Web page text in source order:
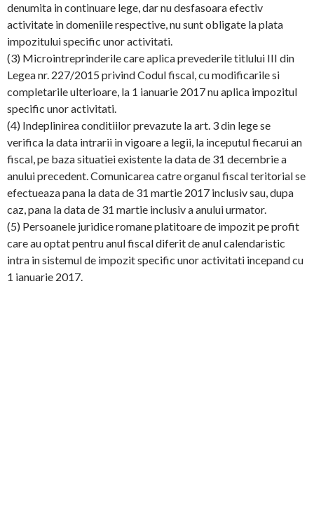
denumita in continuare lege, dar nu desfasoara efectiv
activitate in domeniile respective, nu sunt obligate la plata
impozitului specific unor activitati.
(3) Microintreprinderile care aplica prevederile titlului III din
Legea nr. 227/2015 privind Codul fiscal, cu modificarile si
completarile ulterioare, la 1 ianuarie 2017 nu aplica impozitul
specific unor activitati.
(4) Indeplinirea conditiilor prevazute la art. 3 din lege se
verifica la data intrarii in vigoare a legii, la inceputul fiecarui an
fiscal, pe baza situatiei existente la data de 31 decembrie a
anului precedent. Comunicarea catre organul fiscal teritorial se
efectueaza pana la data de 31 martie 2017 inclusiv sau, dupa
caz, pana la data de 31 martie inclusiv a anului urmator.
(5) Persoanele juridice romane platitoare de impozit pe profit
care au optat pentru anul fiscal diferit de anul calendaristic
intra in sistemul de impozit specific unor activitati incepand cu
1 ianuarie 2017.